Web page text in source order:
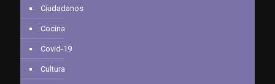
Ciudadanos
Cocina
Covid-19
Cultura